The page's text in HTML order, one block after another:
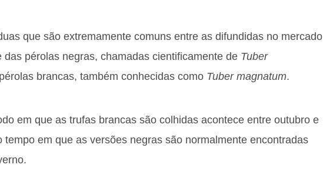
que são extremamente comuns entre as difundidas no mercado
das pérolas negras, chamadas cientificamente de Tuber
brancas, também conhecidas como Tuber magnatum.
em que as trufas brancas são colhidas acontece entre outubro e
tempo em que as versões negras são normalmente encontradas